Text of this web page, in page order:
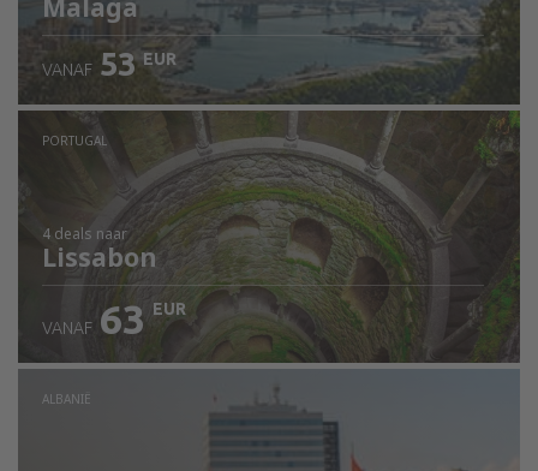
Malaga
VANAF 53 EUR
PORTUGAL
4 deals naar
Lissabon
VANAF 63 EUR
ALBANIË